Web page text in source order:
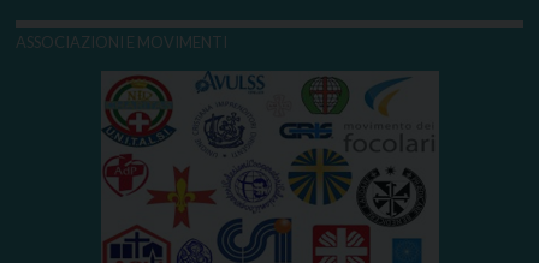
ASSOCIAZIONI E MOVIMENTI